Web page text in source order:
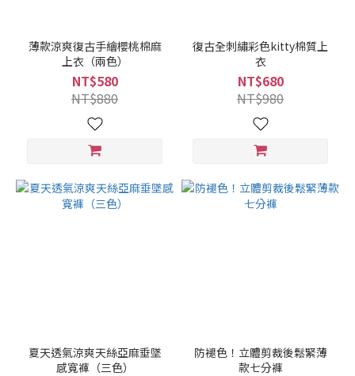
薄款涼爽復古手繪櫻桃棉麻
上衣（兩色）
NT$580
NT$880
復古全刺繡彩色kitty棉質上
衣
NT$680
NT$980
夏天透氣涼爽天絲亞麻垂墜
感寬褲（三色）
防褪色！立體剪裁後鬆緊薄
款七分褲